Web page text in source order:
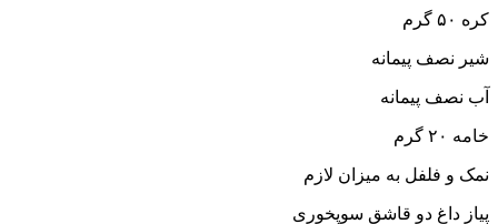
کره ۵۰ گرم
شیر نصف پیمانه
آب نصف پیمانه
خامه ۲۰ گرم
نمک و فلفل به میزان لازم
پیاز داغ دو قاشق سوپخوری